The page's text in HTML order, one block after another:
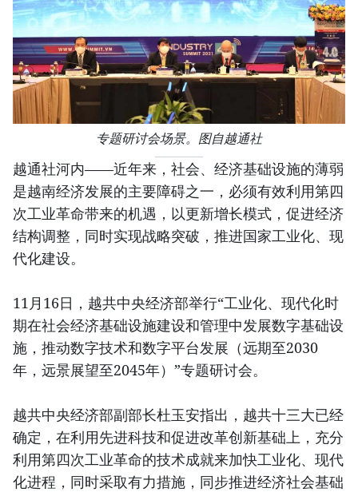
专题研讨会场景。图自越通社
越通社河内——近年来，社会、经济基础设施的薄弱
是越南经济发展的主要障碍之一，必须有效利用第四
次工业革命带来的机遇，以更新增长模式，促进经济
结构调整，同时实现战略突破，推进国家工业化、现
代化建设。
11月16日，越共中央经济部举行“工业化、现代化时
期在社会经济基础设施建设和管理中发展数字基础设
施，推动数字技术和数字平台发展（远期至2030
年，远景展望至2045年）”专题研讨会。
越共中央经济部副部长杜玉安指出，越共十三大已经
确定，在利用先进科技和促进改革创新基础上，充分
利用第四次工业革命的技术成就来加快工业化、现代
化进程，同时采取有力措施，同步推进经济社会基础